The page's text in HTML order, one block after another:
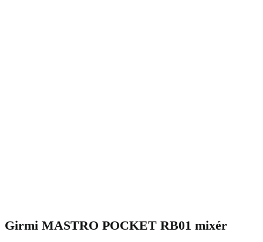
Girmi MASTRO POCKET RB01 mixér